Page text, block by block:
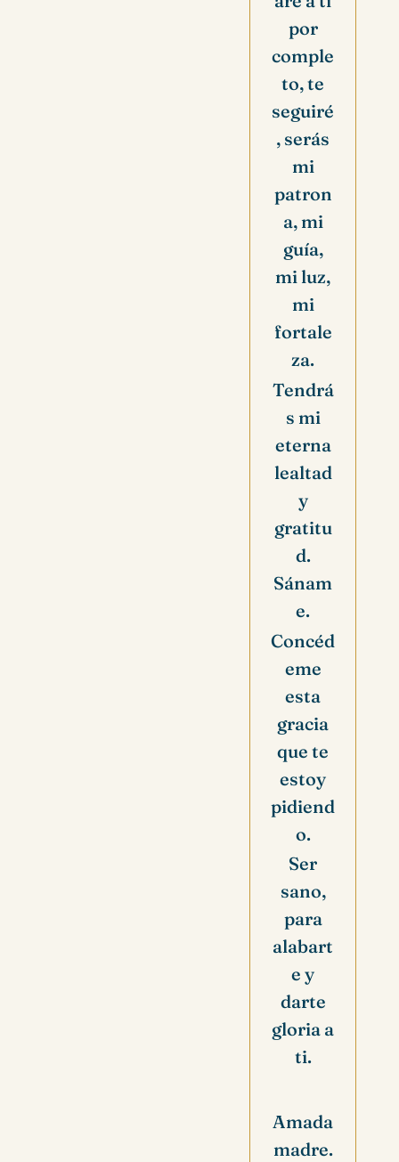
por
comple
to, te
seguiré
, serás
mi
patron
a, mi
guía,
mi luz,
mi
fortale
za.
Tendrá
s mi
eterna
lealtad
y
gratitu
d.
Sánam
e.
Concéd
eme
esta
gracia
que te
estoy
pidiend
o.
Ser
sano,
para
alabart
e y
darte
gloria a
ti.
Amada
madre.